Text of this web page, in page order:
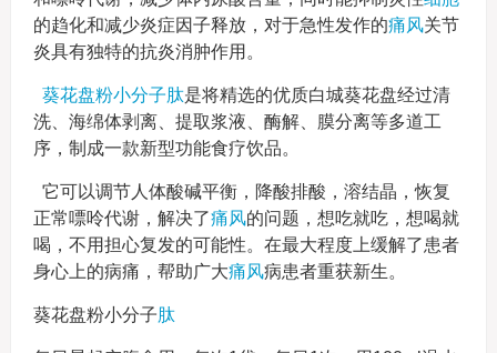
的趋化和减少炎症因子释放，对于急性发作的痛风关节
炎具有独特的抗炎消肿作用。
葵花盘粉小分子肽是将精选的优质白城葵花盘经过清
洗、海绵体剥离、提取浆液、酶解、膜分离等多道工
序，制成一款新型功能食疗饮品。
它可以调节人体酸碱平衡，降酸排酸，溶结晶，恢复
正常嘌呤代谢，解决了痛风的问题，想吃就吃，想喝就
喝，不用担心复发的可能性。在最大程度上缓解了患者
身心上的病痛，帮助广大痛风病患者重获新生。
葵花盘粉小分子肽